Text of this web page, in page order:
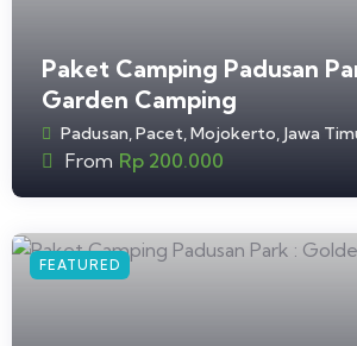
Paket Camping Padusan
Garden Camping
Padusan, Pacet, Mojokerto, Jawa
From Rp 200.000
FEATURED